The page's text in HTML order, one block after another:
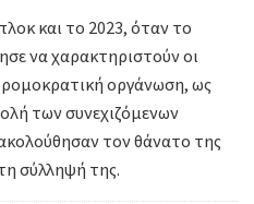
και το 2023, όταν το
να χαρακτηριστούν οι
οργάνωση, ως
των συνεχιζόμενων
τον θάνατο της
σύλληψή της.